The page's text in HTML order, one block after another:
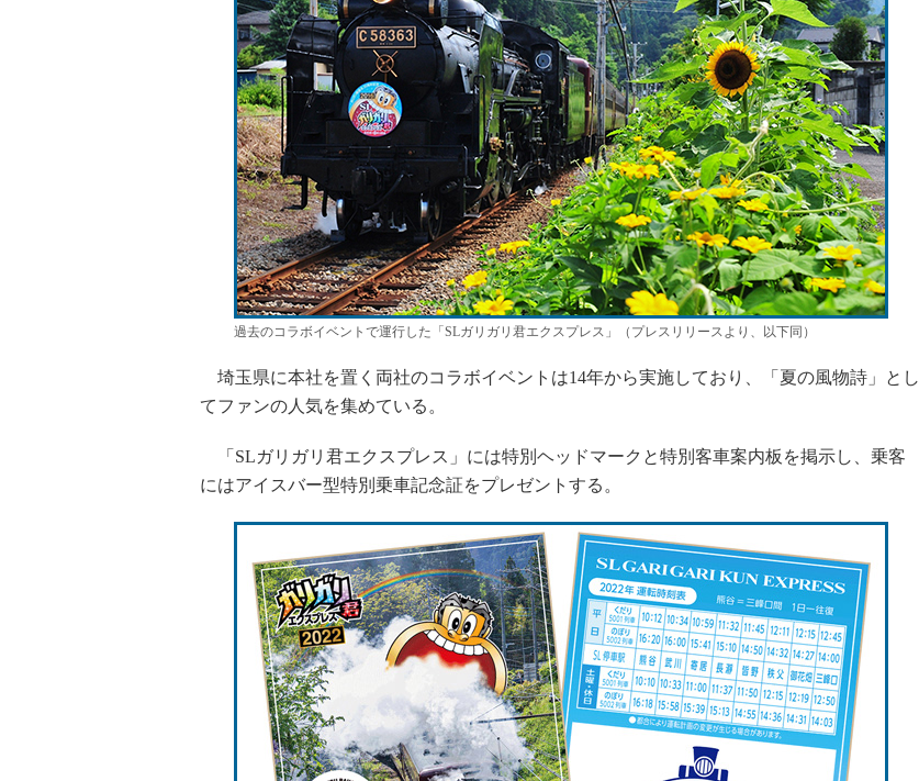
過去のコラボイベントで運行した「SLガリガリ君エクスプレス」（プレスリリースより、以下同）
埼玉県に本社を置く両社のコラボイベントは14年から実施しており、「夏の風物詩」とし
てファンの人気を集めている。
「SLガリガリ君エクスプレス」には特別ヘッドマークと特別客車案内板を掲示し、乗客
にはアイスバー型特別乗車記念証をプレゼントする。